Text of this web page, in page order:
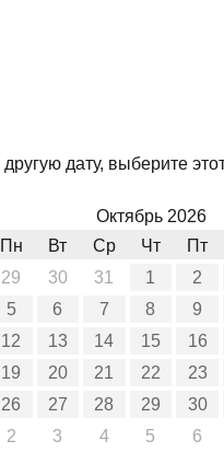
дату, выберите
Октябрь 2026
Пн
Вт Ср Чт
Пт
29
30 31 1
2
5
6 7 8
9
12
13 14 15
16
19
20 21 22
23
26
27 28 29
30
2
3 4 5 6